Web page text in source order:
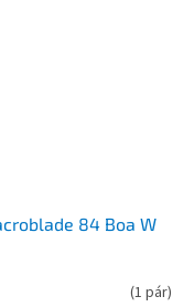
84 Boa W
(1 pár)